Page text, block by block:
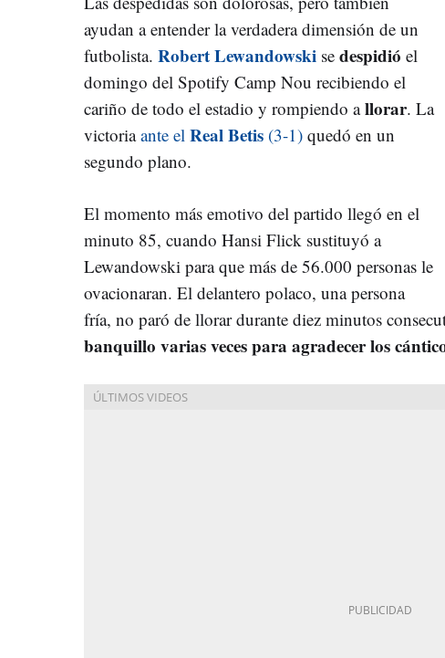
ayudan a entender la verdadera dimensión de un
futbolista. Robert Lewandowski se despidió el
domingo del Spotify Camp Nou recibiendo el
cariño de todo el estadio y rompiendo allorar. La
victoriaante el Real Betis (3-1) quedó en un
segundo plano.
El momento más emotivo del partido llegó en el
minuto 85, cuando Hansi Flick sustituyó a
Lewandowski para que más de 56.000 personas le
ovacionaran. El delantero polaco, una persona
fría, no paró de llorar durante diez minutos
banquillo varias veces para agradecer los